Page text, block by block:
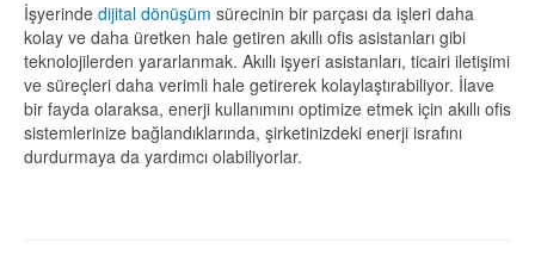
İşyerinde dijital dönüşüm sürecinin bir parçası da işleri daha
kolay ve daha üretken hale getiren akıllı ofis asistanları gibi
teknolojilerden yararlanmak. Akıllı işyeri asistanları, ticairi iletişimi
ve süreçleri daha verimli hale getirerek kolaylaştırabiliyor. İlave
bir fayda olaraksa, enerji kullanımını optimize etmek için akıllı ofis
sistemlerinize bağlandıklarında, şirketinizdeki enerji israfını
durdurmaya da yardımcı olabiliyorlar.